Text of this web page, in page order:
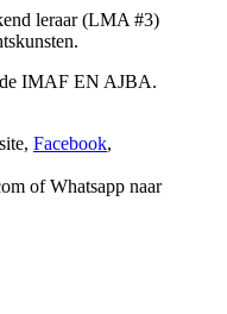
leraar (LMA #3)
IMAF EN AJBA.
Facebook,
of Whatsapp naar